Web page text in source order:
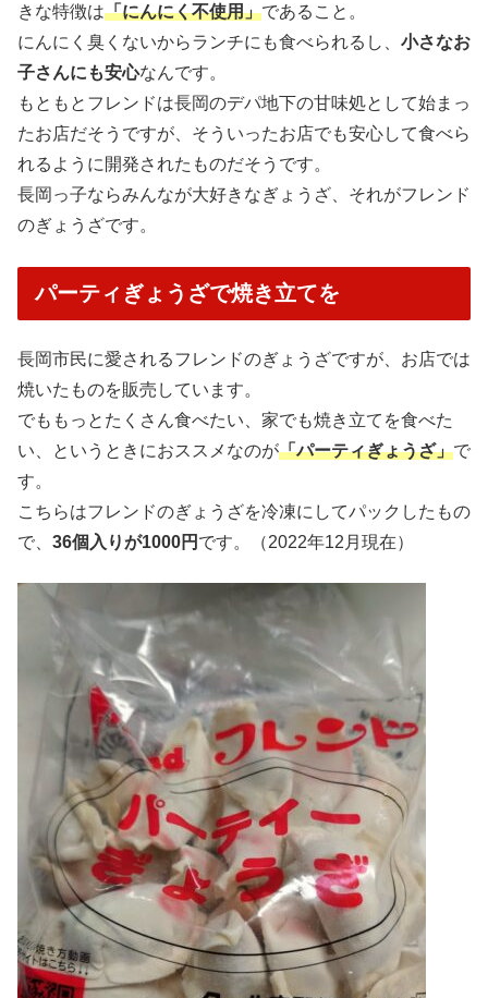
きな特徴は「にんにく不使用」であること。
にんにく臭くないからランチにも食べられるし、 小さなお
子さんにも安心なんです。
もともとフレンドは長岡のデパ地下の甘味処として始まっ
たお店だそうですが、そういったお店でも安心して食べら
れるように開発されたものだそうです。
長岡っ子ならみんなが大好きなぎょうざ、それがフレンド
のぎょうざです。
パーティぎょうざで焼き立てを
長岡市民に愛されるフレンドのぎょうざですが、お店では
焼いたものを販売しています。
でももっとたくさん食べたい、家でも焼き立てを食べた
い、というときにおススメなのが「パーティぎょうざ」で
す。
こちらはフレンドのぎょうざを冷凍にしてパックしたもの
で、 36個入りが1000円 です。（2022年12月現在）